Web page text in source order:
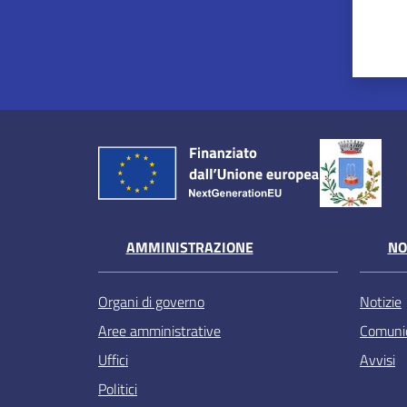
AMMINISTRAZIONE
Organi di governo
Aree amministrative
Uffici
Politici
Notizie
Avvisi